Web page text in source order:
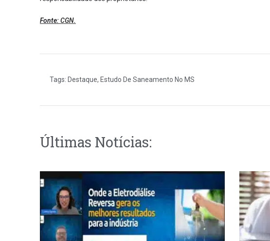
Fonte:CGN.
Tags: Destaque, Estudo De Saneamento No MS
Últimas Notícias: